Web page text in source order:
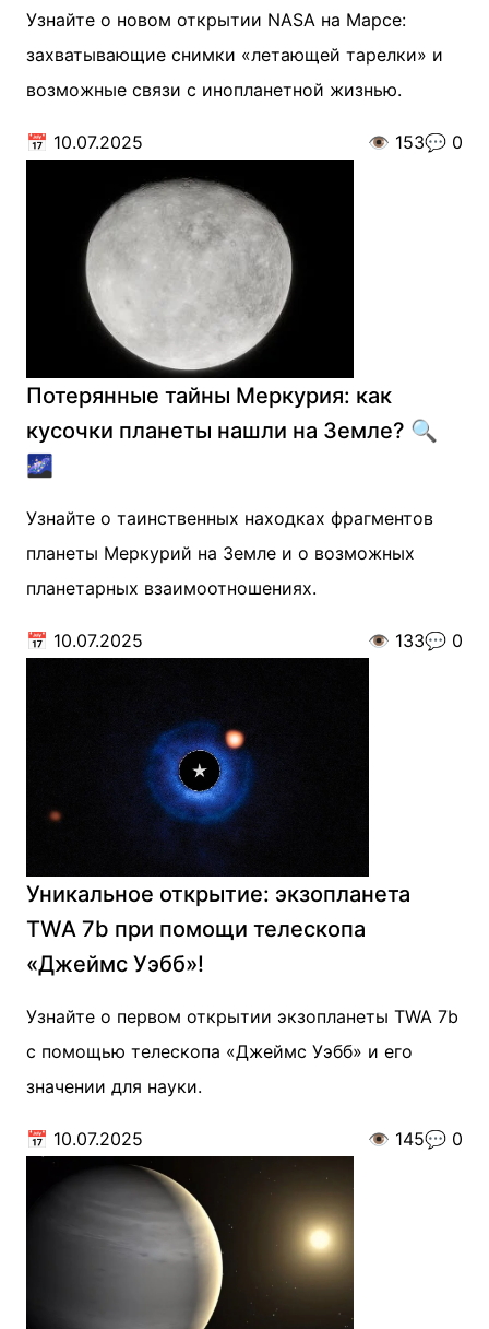
Узнайте о новом открытии NASA на Марсе:
захватывающие снимки «летающей тарелки» и
возможные связи с инопланетной жизнью.
📅 10.07.2025 👁️ 153💬 0
Потерянные тайны Меркурия: как
кусочки планеты нашли на Земле? 🔍
🌌
Узнайте о таинственных находках фрагментов
планеты Меркурий на Земле и о возможных
планетарных взаимоотношениях.
📅 10.07.2025 👁️ 133💬 0
Уникальное открытие: экзопланета
TWA 7b при помощи телескопа
«Джеймс Уэбб»!
Узнайте о первом открытии экзопланеты TWA 7b
с помощью телескопа «Джеймс Уэбб» и его
значении для науки.
📅 10.07.2025 👁️ 145💬 0